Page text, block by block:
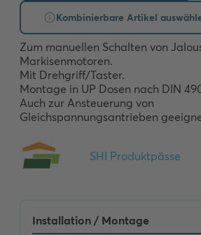
Kombinierbare Artikel
Zum manuellen Schalten von
Markisenmotoren.
Mit Drehgriff/Taster.
Montage in UP Dosen nach DIN
Auch zur Ansteuerung von
Gleichspannungsantrieben
Installation / Montage